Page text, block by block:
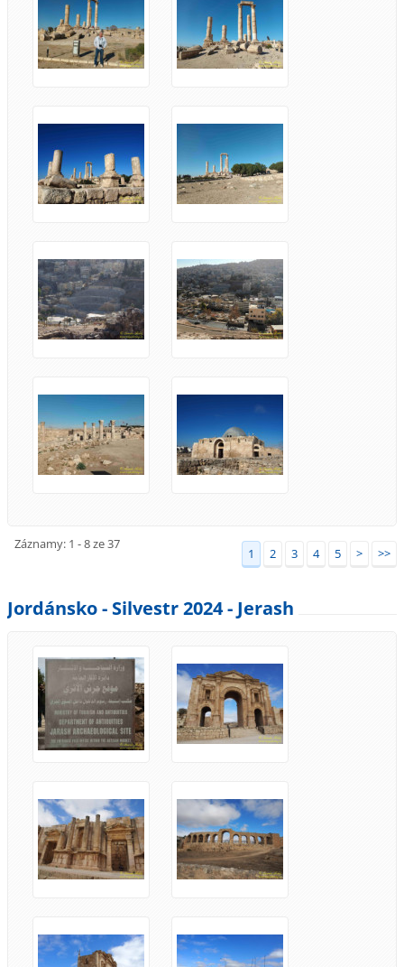
Záznamy: 1 - 8 ze 37
1 2 3 4 5 > >>
Jordánsko - Silvestr 2024 - Jerash